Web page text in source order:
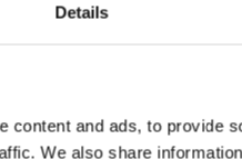
Details
content and ads, to provide
We also share